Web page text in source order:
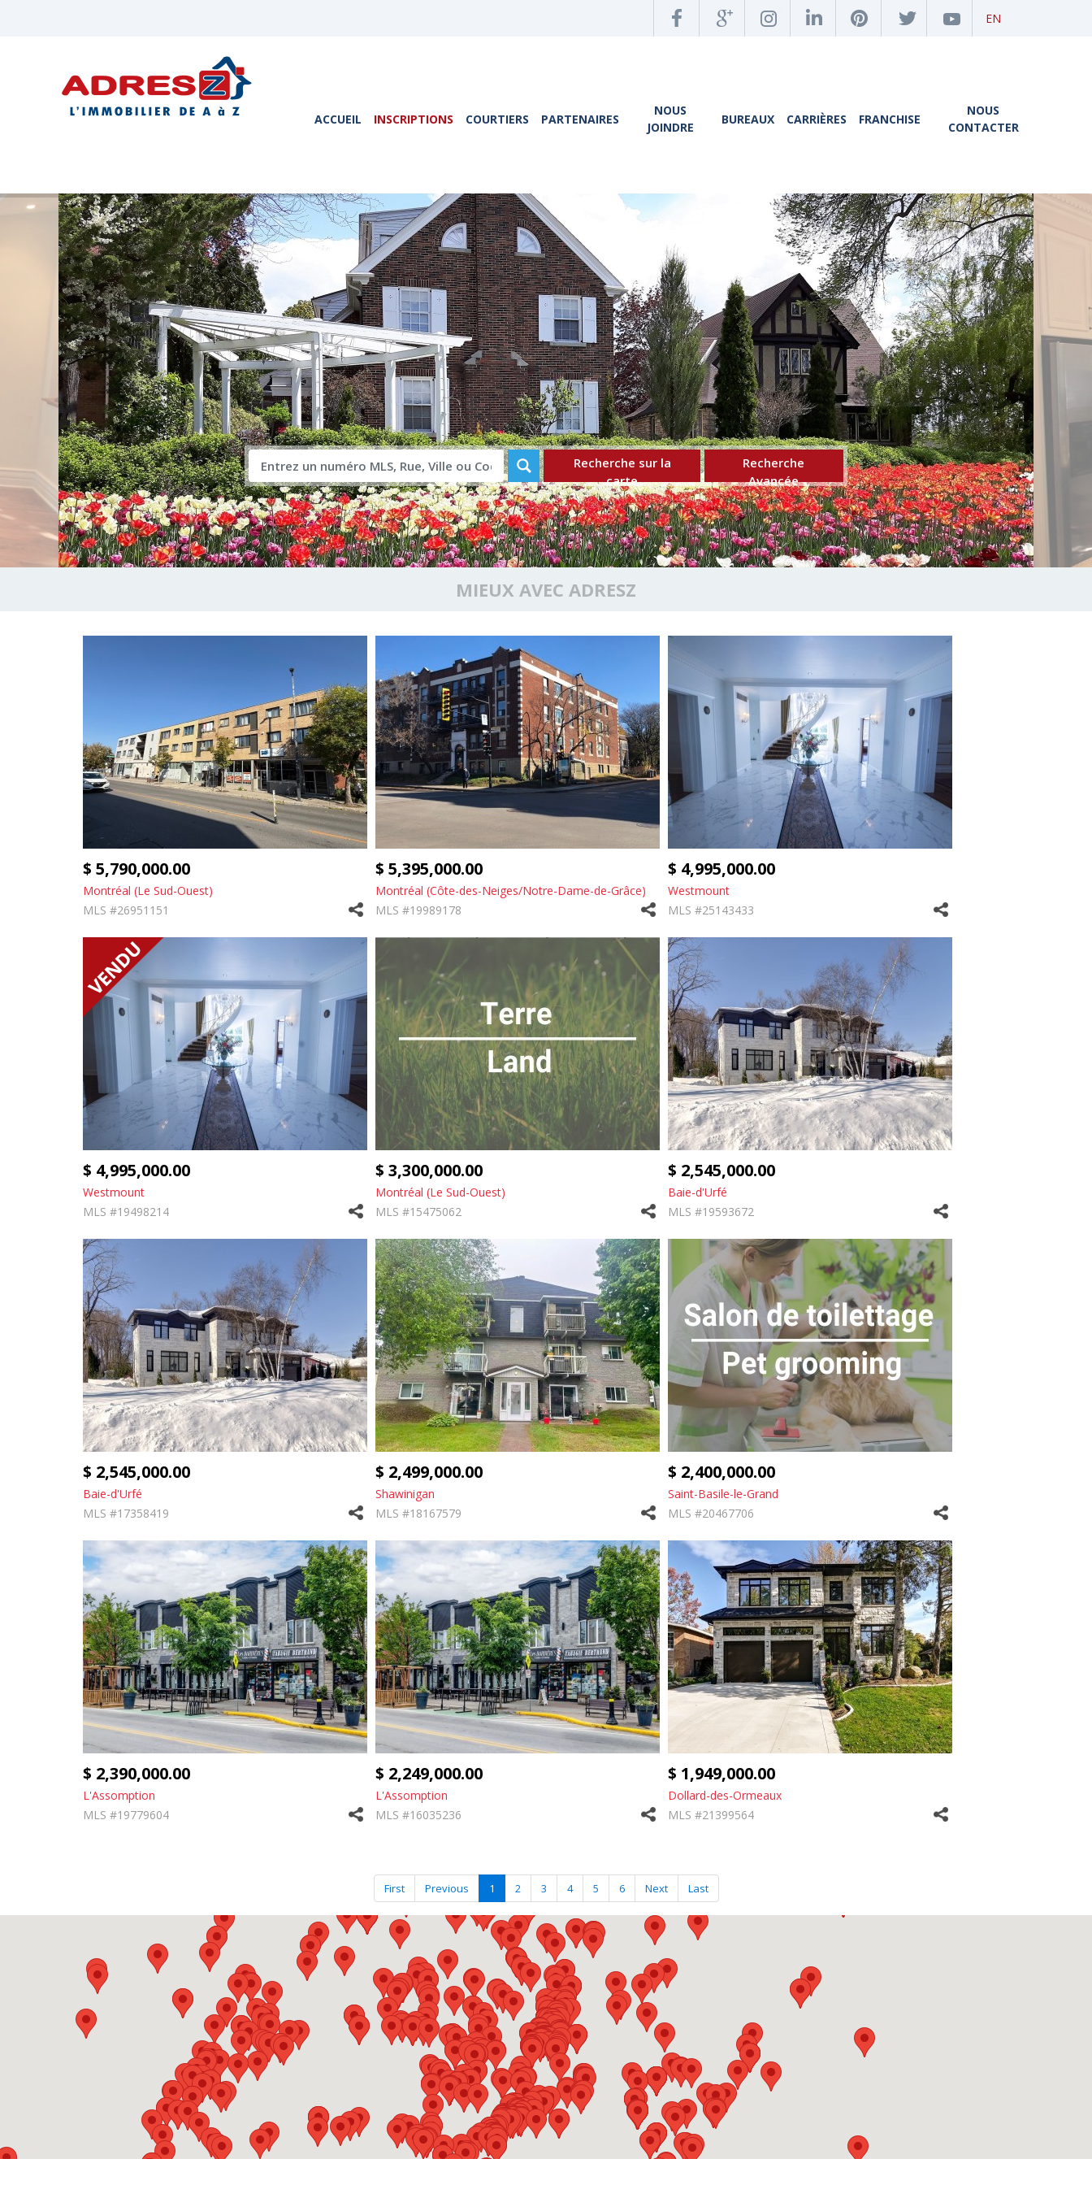
EN
ACCUEIL INSCRIPTIONS COURTIERS PARTENAIRES
NOUS
JOINDRE
BUREAUX CARRIÈRES FRANCHISE
NOUS
CONTACTER
Recherche sur la
carte
Recherche
Avancée
MIEUX AVEC ADRESZ
$ 5,790,000.00
Montréal (Le Sud-Ouest)
MLS #26951151
$ 5,395,000.00
Montréal (Côte-des-Neiges/Notre-Dame-de-Grâce)
MLS #19989178
$ 4,995,000.00
Westmount
MLS #25143433
$ 4,995,000.00
Westmount
MLS #19498214
$ 3,300,000.00
Montréal (Le Sud-Ouest)
MLS #15475062
$ 2,545,000.00
Baie-d'Urfé
MLS #19593672
$ 2,545,000.00
Baie-d'Urfé
MLS #17358419
$ 2,499,000.00
Shawinigan
MLS #18167579
$ 2,400,000.00
Saint-Basile-le-Grand
MLS #20467706
$ 2,390,000.00
L'Assomption
MLS #19779604
$ 2,249,000.00
L'Assomption
MLS #16035236
$ 1,949,000.00
Dollard-des-Ormeaux
MLS #21399564
First Previous 1 2 3 4 5 6 Next Last